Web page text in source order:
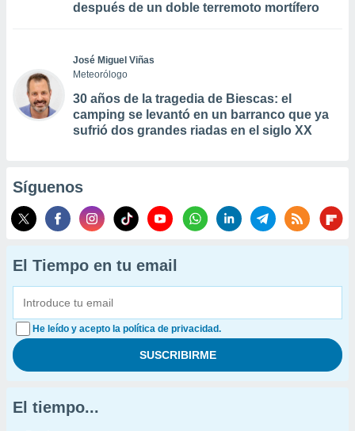
después de un doble terremoto mortífero
José Miguel Viñas
Meteorólogo
30 años de la tragedia de Biescas: el
camping se levantó en un barranco que ya
sufrió dos grandes riadas en el siglo XX
Síguenos
El Tiempo en tu email
He leído y acepto la política de privacidad.
El tiempo...